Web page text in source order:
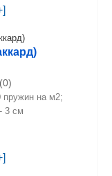
пружин на м2;
3 см